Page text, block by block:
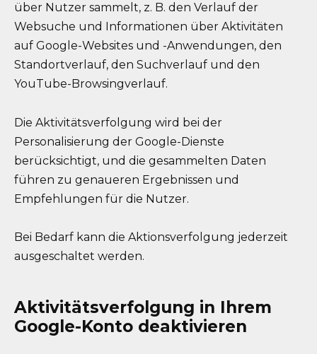
über Nutzer sammelt, z. B. den Verlauf der
Websuche und Informationen über Aktivitäten
auf Google-Websites und -Anwendungen, den
Standortverlauf, den Suchverlauf und den
YouTube-Browsingverlauf.
Die Aktivitätsverfolgung wird bei der
Personalisierung der Google-Dienste
berücksichtigt, und die gesammelten Daten
führen zu genaueren Ergebnissen und
Empfehlungen für die Nutzer.
Bei Bedarf kann die Aktionsverfolgung jederzeit
ausgeschaltet werden.
Aktivitätsverfolgung in Ihrem
Google-Konto deaktivieren